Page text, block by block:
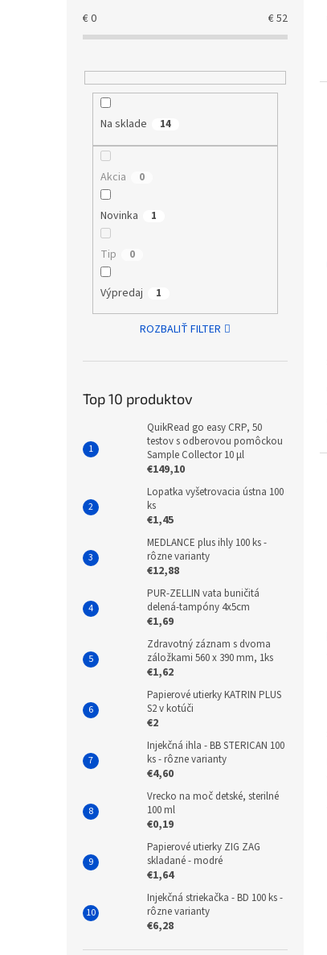
€0 €52
Na sklade 14
Akcia 0
Novinka 1
Tip 0
Výpredaj 1
ROZBALIŤ FILTER
Top 10 produktov
QuikRead go easy CRP, 50
testov s odberovou pomôckou
Sample Collector 10 µl
€149,10
Lopatka vyšetrovacia ústna 100
ks
€1,45
MEDLANCE plus ihly 100 ks -
rôzne varianty
€12,88
PUR-ZELLIN vata buničitá
delená-tampóny 4x5cm
€1,69
Zdravotný záznam s dvoma
záložkami 560 x 390 mm, 1ks
€1,62
Papierové utierky KATRIN PLUS
S2 v kotúči
€2
Injekčná ihla - BB STERICAN 100
ks - rôzne varianty
€4,60
Vrecko na moč detské, sterilné
100 ml
€0,19
Papierové utierky ZIG ZAG
skladané - modré
€1,64
Injekčná striekačka - BD 100 ks -
rôzne varianty
€6,28